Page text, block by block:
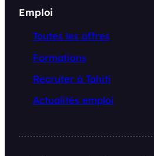
Emploi
Toutes les offres
Formations
Recruter à Tahiti
Actualités emploi